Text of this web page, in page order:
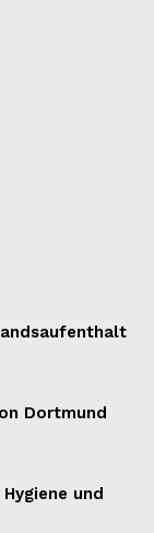
Dortmund
und